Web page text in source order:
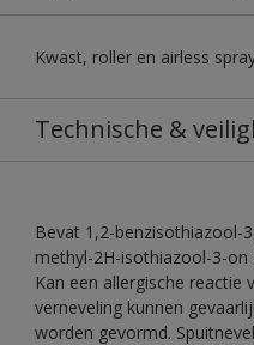
Kwast, roller en airless
Technische &
Bevat 1,2-benzisothiazool-
methyl-2H-isothiazool-3-
Kan een allergische reactie
verneveling kunnen
worden gevormd.